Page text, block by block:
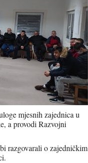
mjesnih zajednica u
a provodi Razvojni
razgovarali o zajedničkim